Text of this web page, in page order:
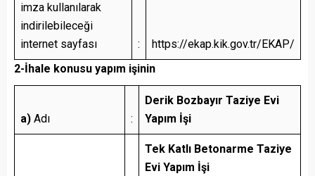
imza kullanılarak
indirilebileceği
internet sayfası
:
https://ekap.kik.gov.tr/EKAP/
2-İhale konusu yapım işinin
a) Adı :
Derik Bozbayır Taziye Evi
Yapım İşi
Tek Katlı Betonarme Taziye
Evi Yapım İşi